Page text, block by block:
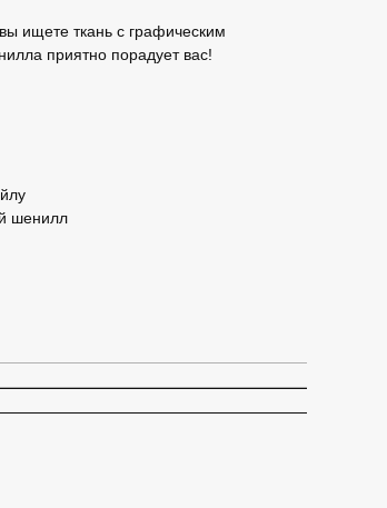
ищете ткань с графическим
приятно порадует вас!
шенилл